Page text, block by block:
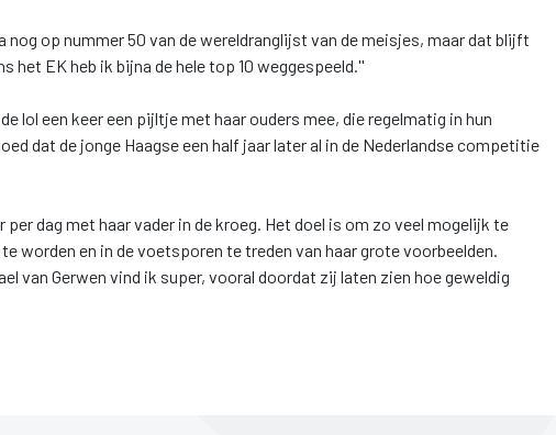
nog op nummer 50 van de wereldranglijst van de meisjes, maar dat blijft
het EK heb ik bijna de hele top 10 weggespeeld.''
lol een keer een pijltje met haar ouders mee, die regelmatig in hun
dat de jonge Haagse een half jaar later al in de Nederlandse competitie
per dag met haar vader in de kroeg. Het doel is om zo veel mogelijk te
worden en in de voetsporen te treden van haar grote voorbeelden.
van Gerwen vind ik super, vooral doordat zij laten zien hoe geweldig